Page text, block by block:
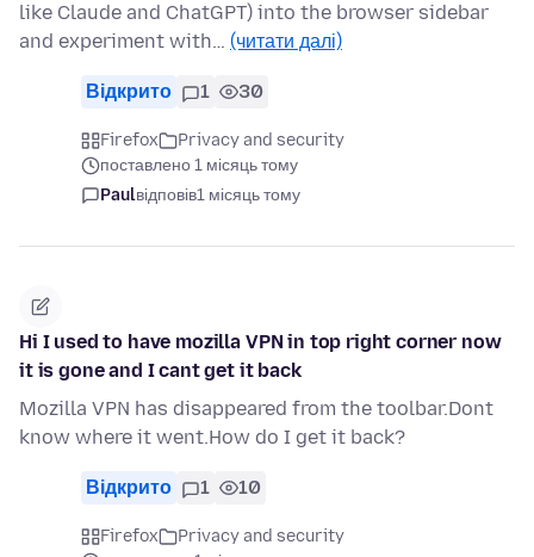
like Claude and ChatGPT) into the browser sidebar
and experiment with… (читати далі)
Відкрито 1 30
Firefox
Privacy and security
поставлено 1 місяць тому
Paulвідповів1 місяць тому
Hi I used to have mozilla VPN in top right corner now
it is gone and I cant get it back
Mozilla VPN has disappeared from the toolbar.Dont
know where it went.How do I get it back?
Відкрито 1 10
Firefox
Privacy and security